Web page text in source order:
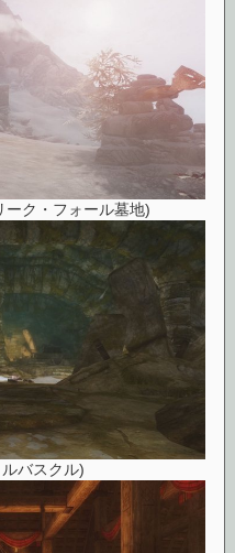
ク・フォール墓地)
バスクル)